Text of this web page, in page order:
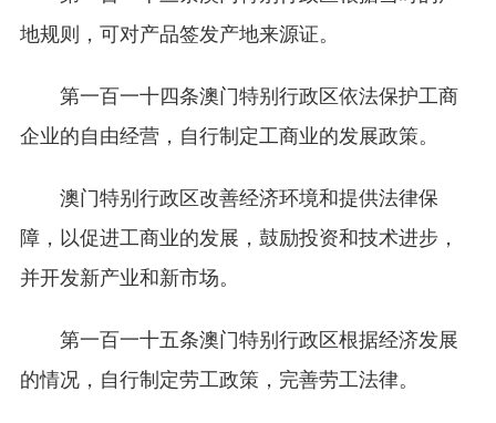
地规则，可对产品签发产地来源证。
第一百一十四条澳门特别行政区依法保护工商
企业的自由经营，自行制定工商业的发展政策。
澳门特别行政区改善经济环境和提供法律保
障，以促进工商业的发展，鼓励投资和技术进步，
并开发新产业和新市场。
第一百一十五条澳门特别行政区根据经济发展
的情况，自行制定劳工政策，完善劳工法律。